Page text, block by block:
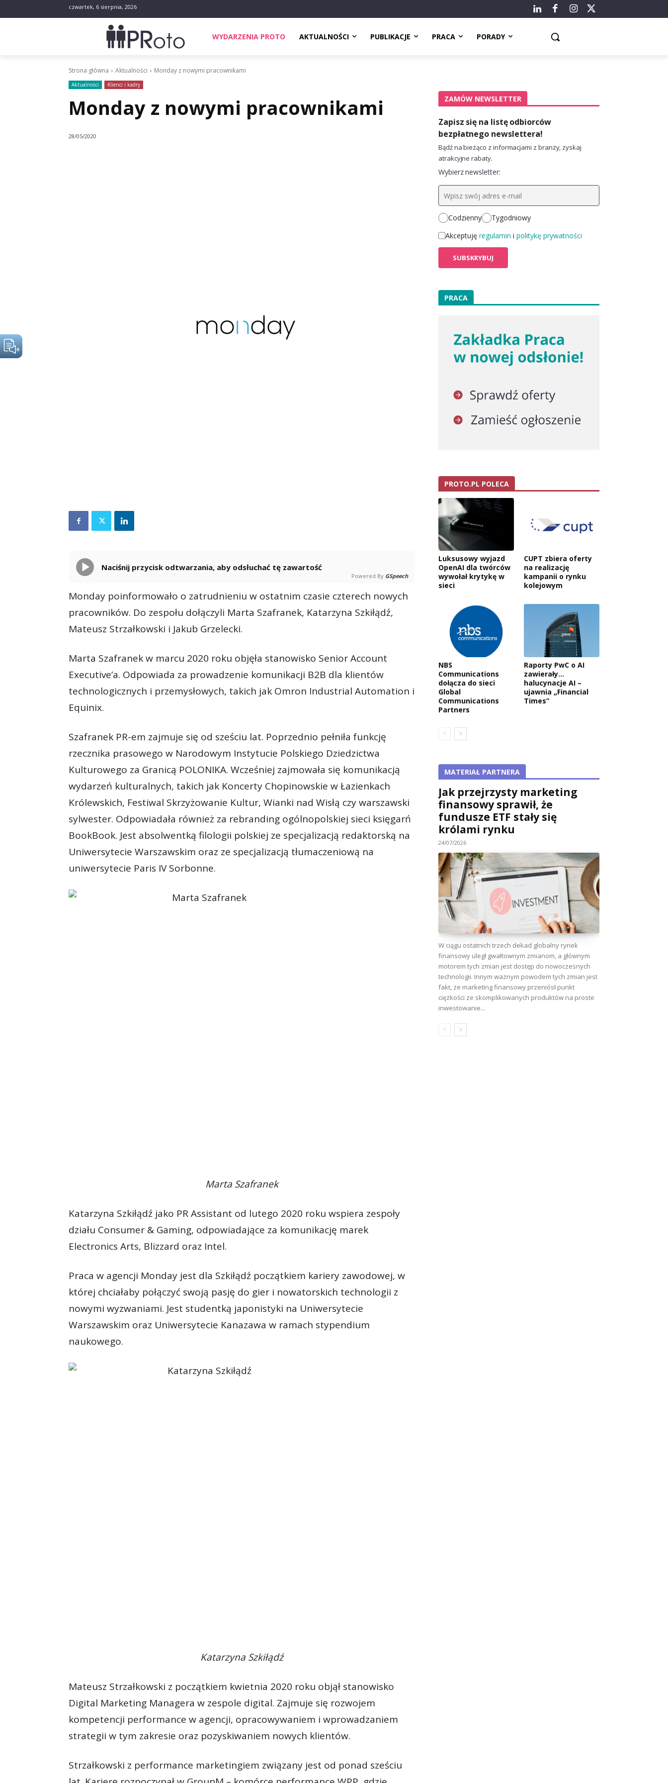
czwartek, 6 sierpnia, 2026
WYDARZENIA PROTO AKTUALNOŚCI PUBLIKACJE PRACA PORADY
Strona główna Aktualności Monday z nowymi pracownikami
Aktualności Klienci i kadry
Monday z nowymi pracownikami
28/05/2020
Naciśnij przycisk odtwarzania, aby odsłuchać tę zawartość
Powered By GSpeech
Monday poinformowało o zatrudnieniu w ostatnim czasie czterech nowych
pracowników. Do zespołu dołączyli Marta Szafranek, Katarzyna Szkiłądź,
Mateusz Strzałkowski i Jakub Grzelecki.
Marta Szafranek w marcu 2020 roku objęła stanowisko Senior Account
Executive’a. Odpowiada za prowadzenie komunikacji B2B dla klientów
technologicznych i przemysłowych, takich jak Omron Industrial Automation i
Equinix.
Szafranek PR-em zajmuje się od sześciu lat. Poprzednio pełniła funkcję
rzecznika prasowego w Narodowym Instytucie Polskiego Dziedzictwa
Kulturowego za Granicą POLONIKA. Wcześniej zajmowała się komunikacją
wydarzeń kulturalnych, takich jak Koncerty Chopinowskie w Łazienkach
Królewskich, Festiwal Skrzyżowanie Kultur, Wianki nad Wisłą czy warszawski
sylwester. Odpowiadała również za rebranding ogólnopolskiej sieci księgarń
BookBook. Jest absolwentką filologii polskiej ze specjalizacją redaktorską na
Uniwersytecie Warszawskim oraz ze specjalizacją tłumaczeniową na
uniwersytecie Paris IV Sorbonne.
Marta Szafranek
Katarzyna Szkiłądź jako PR Assistant od lutego 2020 roku wspiera zespoły
działu Consumer & Gaming, odpowiadające za komunikację marek
Electronics Arts, Blizzard oraz Intel.
Praca w agencji Monday jest dla Szkiłądź początkiem kariery zawodowej, w
której chciałaby połączyć swoją pasję do gier i nowatorskich technologii z
nowymi wyzwaniami. Jest studentką japonistyki na Uniwersytecie
Warszawskim oraz Uniwersytecie Kanazawa w ramach stypendium
naukowego.
Katarzyna Szkiłądź
Mateusz Strzałkowski z początkiem kwietnia 2020 roku objął stanowisko
Digital Marketing Managera w zespole digital. Zajmuje się rozwojem
kompetencji performance w agencji, opracowywaniem i wprowadzaniem
strategii w tym zakresie oraz pozyskiwaniem nowych klientów.
Strzałkowski z performance marketingiem związany jest od ponad sześciu
ZAMÓW NEWSLETTER
Zapisz się na listę odbiorców
bezpłatnego newslettera!
Bądź na bieżąco z informacjami z branży, zyskaj
atrakcyjne rabaty.
Wybierz newsletter:
Codzienny
Tygodniowy
Akceptuję regulamin i politykę prywatności
PRACA
PROTO.PL POLECA
Luksusowy wyjazd
OpenAI dla twórców
wywołał krytykę w
sieci
CUPT zbiera oferty
na realizację
kampanii o rynku
kolejowym
NBS
Communications
dołącza do sieci
Global
Communications
Partners
Raporty PwC o AI
zawierały…
halucynacje AI –
ujawnia „Financial
Times”
MATERIAŁ PARTNERA
Jak przejrzysty marketing
finansowy sprawił, że
fundusze ETF stały się
królami rynku
24/07/2026
W ciągu ostatnich trzech dekad globalny rynek
finansowy uległ gwałtownym zmianom, a głównym
motorem tych zmian jest dostęp do nowoczesnych
technologii. Innym ważnym powodem tych zmian jest
fakt, że marketing finansowy przeniósł punkt
ciężkości ze skomplikowanych produktów na proste
inwestowanie...